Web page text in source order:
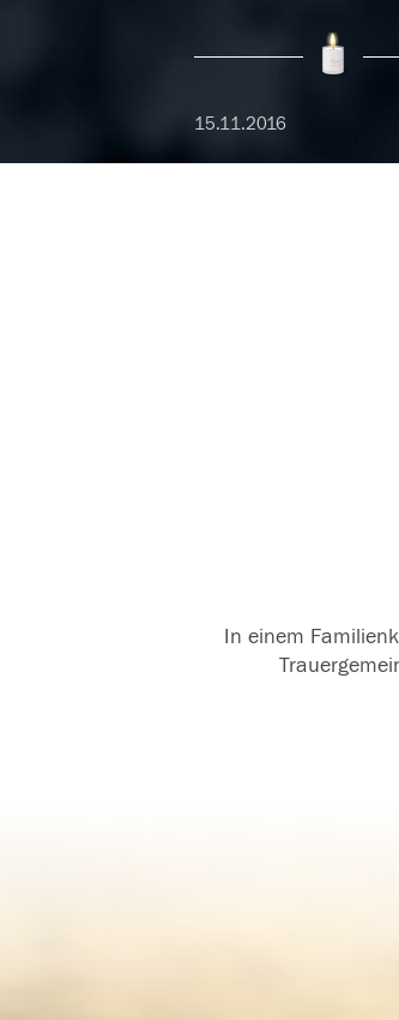
15.11.2016
In einem